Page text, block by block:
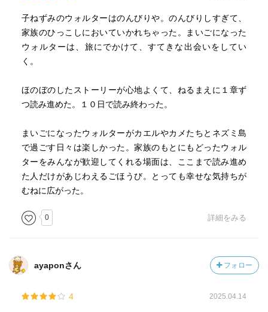
子ねずみのウォルターはのんびりや。のんびりしすぎて、
家族のひっこしにおいていかれちゃった。まいごになった
ウォルターは、旅にでかけて、すてきな出会いをしてい
く。
ほのぼのしたストーリーが心地よくて、ねるまえに１章ず
つ読み進めた。１０日で読み終わった。
まいごになったウォルターがカエルやカメたちとネズミ島
で過ごす日々は楽しかった。家族のもとにもどったウォル
ターをみんなが歓迎してくれる場面は、ここまで読み進め
た人だけがあじわえるごほうび。とっても幸せな気持ちが
むねに広がった。
0 詳細をみる
ayaponさん フォロー
4 2025.04.14